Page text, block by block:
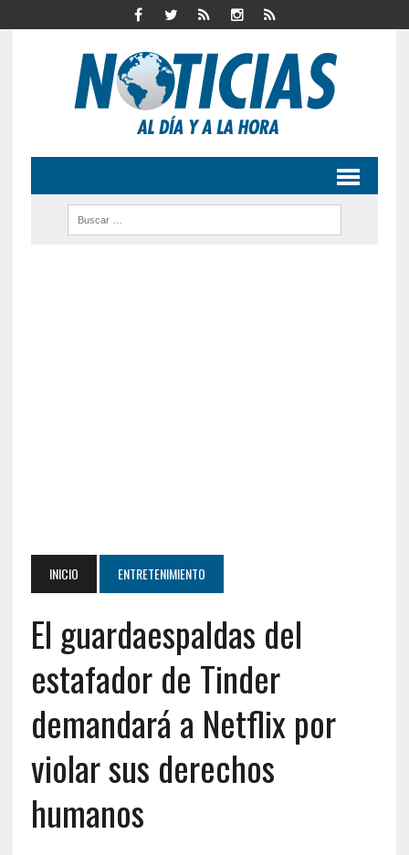
INICIO ENTRETENIMIENTO
El guardaespaldas del
estafador de Tinder
demandará a Netflix por
violar sus derechos
humanos